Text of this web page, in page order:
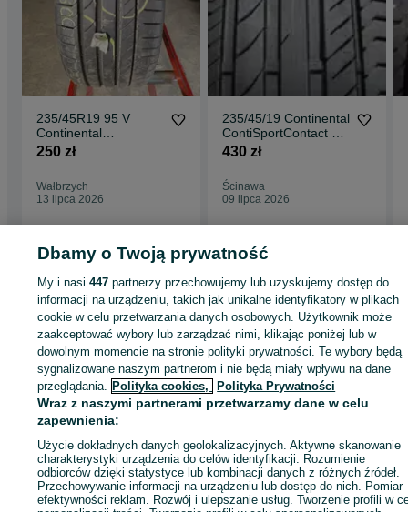
235/45R19 95 V
Continental
ContiSportContact 5
250 zł
Wałbrzych
13 lipca 2026
235/45/19 Continental
ContiSportContact 5
235/45 R19 99V XL
430 zł
Ścinawa
09 lipca 2026
Strona główna Motoryzacja Opony i Felgi Opony
Opony - Dolnośląskie
Opony - Zębowice
KATEGORIA
ID: 1060462056 Wyświetlenia:
Zadzwoń / SMS Wyślij wiadomość
Dbamy o Twoją prywatność
My i nasi447 partnerzy przechowujemy lub uzyskujemy dostęp do
informacji na urządzeniu, takich jak unikalne identyfikatory w plikach
cookie w celu przetwarzania danych osobowych. Użytkownik może
zaakceptować wybory lub zarządzać nimi, klikając poniżej lub w
dowolnym momencie na stronie polityki prywatności. Te wybory będą
sygnalizowane naszym partnerom i nie będą miały wpływu na dane
przeglądania. Polityka cookies, Polityka Prywatności
Wraz z naszymi partnerami przetwarzamy dane w celu
zapewnienia:
Użycie dokładnych danych geolokalizacyjnych. Aktywne skanowanie
charakterystyki urządzenia do celów identyfikacji. Rozumienie
odbiorców dzięki statystyce lub kombinacji danych z różnych źródeł.
Przechowywanie informacji na urządzeniu lub dostęp do nich. Pomiar
efektywności reklam. Rozwój i ulepszanie usług. Tworzenie profili w